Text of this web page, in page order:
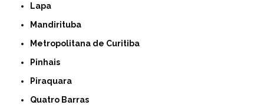
Lapa
Mandirituba
Metropolitana de Curitiba
Pinhais
Piraquara
Quatro Barras